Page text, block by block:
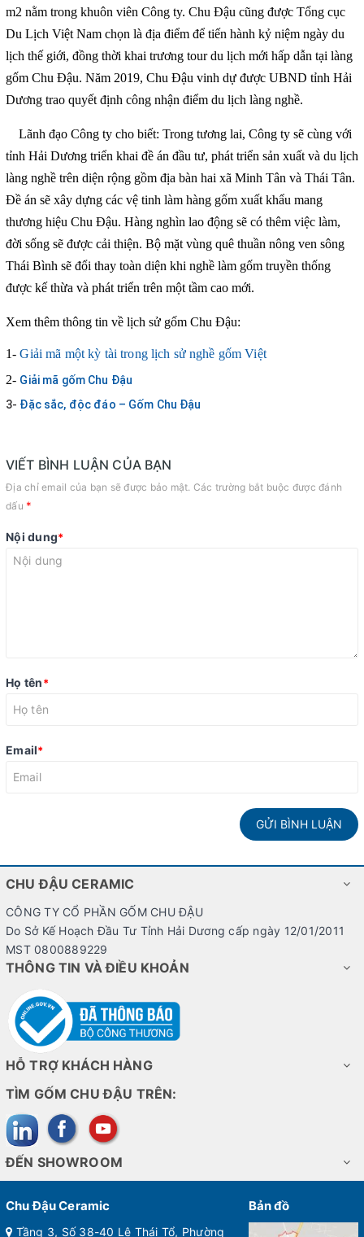
m2 nằm trong khuôn viên Công ty. Chu Đậu cũng được Tổng cục
Du Lịch Việt Nam chọn là địa điểm để tiến hành kỷ niệm ngày du
lịch thế giới, đồng thời khai trương tour du lịch mới hấp dẫn tại làng
gốm Chu Đậu. Năm 2019, Chu Đậu vinh dự được UBND tỉnh Hải
Dương trao quyết định công nhận điểm du lịch làng nghề.
Lãnh đạo Công ty cho biết: Trong tương lai, Công ty sẽ cùng với
tỉnh Hải Dương triển khai đề án đầu tư, phát triển sản xuất và du lịch
làng nghề trên diện rộng gồm địa bàn hai xã Minh Tân và Thái Tân.
Đề án sẽ xây dựng các vệ tinh làm hàng gốm xuất khẩu mang
thương hiệu Chu Đậu. Hàng nghìn lao động sẽ có thêm việc làm,
đời sống sẽ được cải thiện. Bộ mặt vùng quê thuần nông ven sông
Thái Bình sẽ đổi thay toàn diện khi nghề làm gốm truyền thống
được kế thừa và phát triển trên một tầm cao mới.
Xem thêm thông tin về lịch sử gốm Chu Đậu:
1-Giải mã một kỳ tài trong lịch sử nghề gốm Việt
2- Giải mã gốm Chu Đậu
3- Đặc sắc, độc đáo – Gốm Chu Đậu
VIẾT BÌNH LUẬN CỦA BẠN
Địa chỉ email của bạn sẽ được bảo mật. Các trường bắt buộc được đánh
dấu *
Nội dung*
Họ tên*
Email*
GỬI BÌNH LUẬN
CHU ĐẬU CERAMIC
CÔNG TY CỔ PHẦN GỐM CHU ĐẬU
Do Sở Kế Hoạch Đầu Tư Tỉnh Hải Dương cấp ngày 12/01/2011
MST 0800889229
THÔNG TIN VÀ ĐIỀU KHOẢN
HỖ TRỢ KHÁCH HÀNG
TÌM GỐM CHU ĐẬU TRÊN:
ĐẾN SHOWROOM
Chu Đậu Ceramic
Tầng 3, Số 38-40 Lê Thái Tổ, Phường
Bản đồ